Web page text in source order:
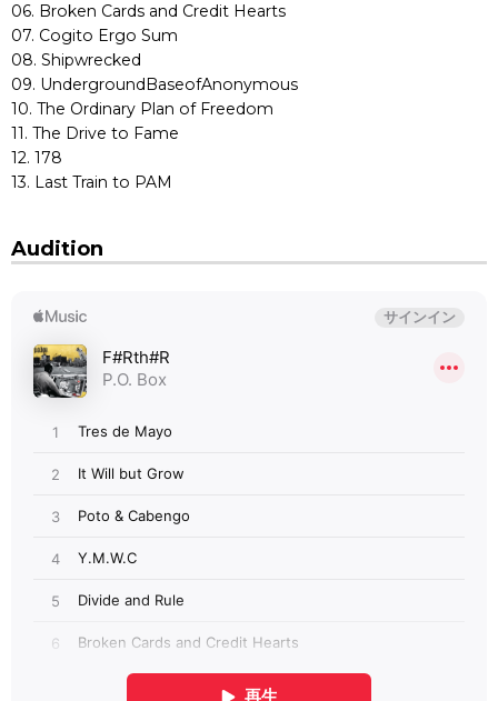
06. Broken Cards and Credit Hearts
07. Cogito Ergo Sum
08. Shipwrecked
09. UndergroundBaseofAnonymous
10. The Ordinary Plan of Freedom
11. The Drive to Fame
12. 178
13. Last Train to PAM
Audition